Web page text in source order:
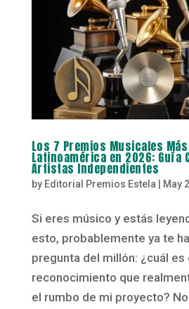
Los 7 Premios Musicales
Latinoamérica en 2026: Guía
Artistas Independientes
by Editorial Premios Estela May
Si eres músico y estás
esto, probablemente ya te
pregunta del millón: ¿cuál es
reconocimiento que
el rumbo de mi proyecto?